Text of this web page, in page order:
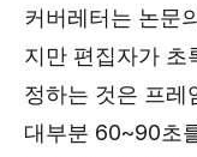
커버레터는 논문
지만 편집자가 초
정하는 것은 프레
대부분 60~90초